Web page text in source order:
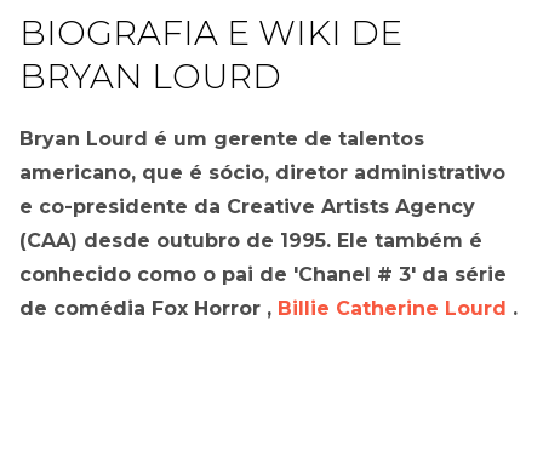
BIOGRAFIA E WIKI DE
BRYAN LOURD
Bryan Lourd é um gerente de talentos
americano, que é sócio, diretor administrativo
e co-presidente da Creative Artists Agency
(CAA) desde outubro de 1995. Ele também é
conhecido como o pai de 'Chanel # 3' da série
de comédia Fox Horror , Billie Catherine Lourd .